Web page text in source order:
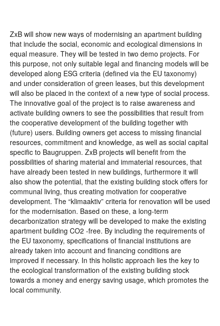
ZxB will show new ways of modernising an apartment building
that include the social, economic and ecological dimensions in
equal measure. They will be tested in two demo projects. For
this purpose, not only suitable legal and financing models will be
developed along ESG criteria (defined via the EU taxonomy)
and under consideration of green leases, but this development
will also be placed in the context of a new type of social process.
The innovative goal of the project is to raise awareness and
activate building owners to see the possibilities that result from
the cooperative development of the building together with
(future) users. Building owners get access to missing financial
resources, commitment and knowledge, as well as social capital
specific to Baugruppen. ZxB projects will benefit from the
possibilities of sharing material and immaterial resources, that
have already been tested in new buildings, furthermore it will
also show the potential, that the existing building stock offers for
communal living, thus creating motivation for cooperative
development. The “klimaaktiv” criteria for renovation will be used
for the modernisation. Based on these, a long-term
decarbonization strategy will be developed to make the existing
apartment building CO2 -free. By including the requirements of
the EU taxonomy, specifications of financial institutions are
already taken into account and financing conditions are
improved if necessary. In this holistic approach lies the key to
the ecological transformation of the existing building stock
towards a money and energy saving usage, which promotes the
local community.